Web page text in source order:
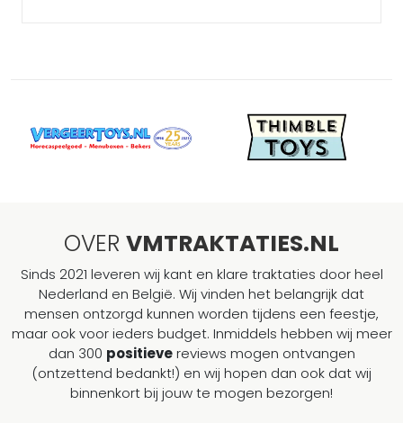
OVER VMTRAKTATIES.NL
Sinds 2021 leveren wij kant en klare traktaties door heel
Nederland en België. Wij vinden het belangrijk dat
mensen ontzorgd kunnen worden tijdens een feestje,
maar ook voor ieders budget. Inmiddels hebben wij meer
dan 300 positievereviews mogen ontvangen
(ontzettend bedankt!) en wij hopen dan ook dat wij
binnenkort bij jouw te mogen bezorgen!